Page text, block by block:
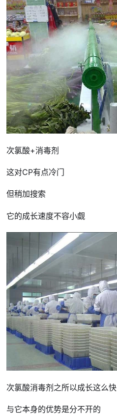
次氯酸+消毒剂
这对CP有点冷门
但稍加搜索
它的成长速度不容小觑
次氯酸消毒剂之所以成长这么快
与它本身的优势是分不开的